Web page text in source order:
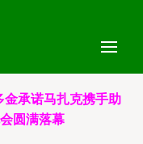
金承诺马扎克携手助
圆满落幕